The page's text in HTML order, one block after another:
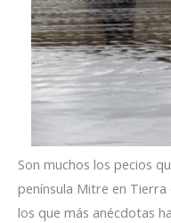
Son muchos los pecios
península Mitre en
los que más anécdotas